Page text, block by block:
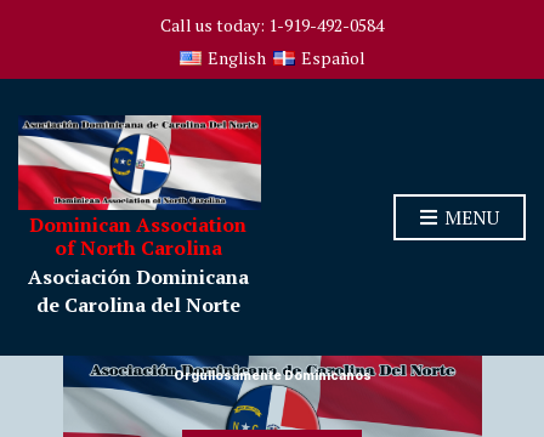
Call us today: 1-919-492-0584
English
Español
Dominican Association
of North Carolina
Asociación Dominicana
de Carolina del Norte
MENU
Orgullosamente Dominicanos